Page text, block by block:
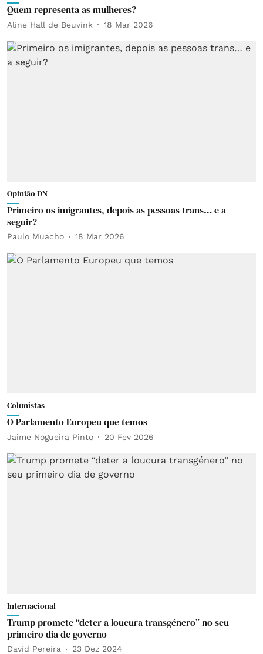
Quem representa as mulheres?
Aline Hall de Beuvink 18 Mar 2026
Opinião DN
Primeiro os imigrantes, depois as pessoas trans… e a
seguir?
Paulo Muacho 18 Mar 2026
Colunistas
O Parlamento Europeu que temos
Jaime Nogueira Pinto 20 Fev 2026
Internacional
Trump promete “deter a loucura transgénero” no seu
primeiro dia de governo
David Pereira 23 Dez 2024